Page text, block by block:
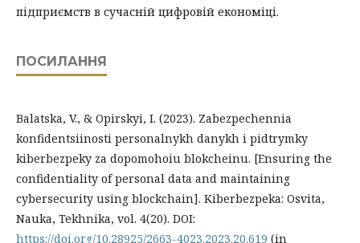
підприємств в сучасній цифровій економіці.
ПОСИЛАННЯ
Balatska, V., & Opirskyi, I. (2023). Zabezpechennia
konfidentsiinosti personalnykh danykh i pidtrymky
kiberbezpeky za dopomohoiu blokcheinu. [Ensuring the
confidentiality of personal data and maintaining
cybersecurity using blockchain]. Kiberbezpeka: Osvita,
Nauka, Tekhnika, vol. 4(20). DOI:
https://doi.org/10.28925/2663-4023.2023.20.619 (in